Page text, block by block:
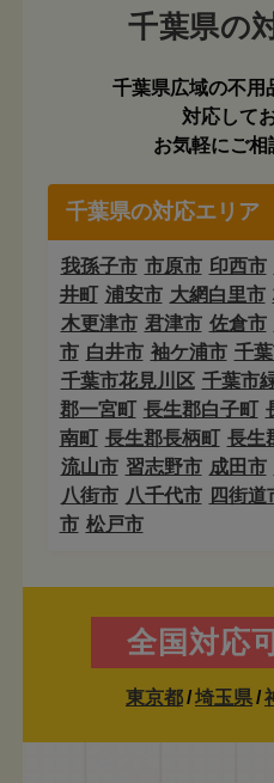
千葉県広域の不用
対応して
お気軽にご相
千葉県の対応エリア
我孫子市 市原市 印西市
井町 浦安市 大網白里市
木更津市 君津市 佐倉市
市 白井市 袖ケ浦市 千
千葉市花見川区 千葉市
郡一宮町 長生郡白子町
南町 長生郡長柄町 長生
流山市 習志野市 成田市
八街市 八千代市 四街道
市 松戸市
全国対応
東京都/埼玉県/